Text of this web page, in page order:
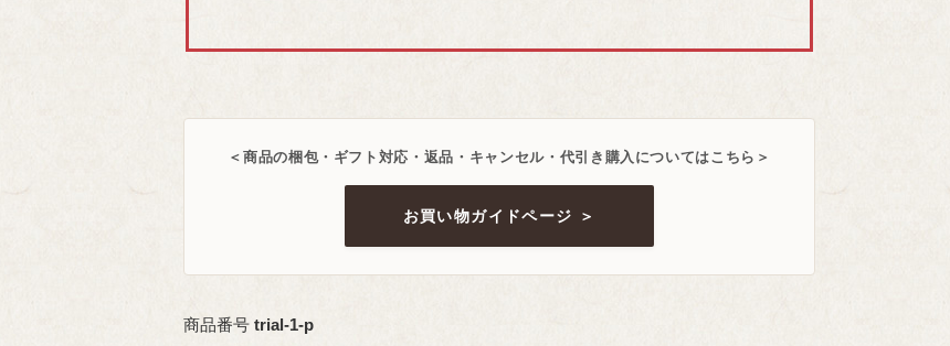
＜商品の梱包・ギフト対応・返品・キャンセル・代引き購入についてはこちら＞
お買い物ガイドページ ＞
商品番号 trial-1-p